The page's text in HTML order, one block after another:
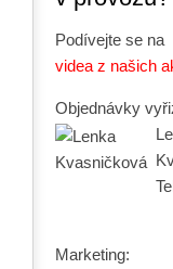
Podívejte se na
videa z našich
Objednávky
Marketing: